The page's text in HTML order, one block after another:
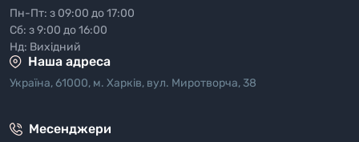
Пн-Пт: з 09:00 до 17:00
Сб: з 9:00 до 16:00
Нд: Вихідний
Наша адреса
Україна, 61000, м. Харків, вул. Миротворча, 38
Месенджери